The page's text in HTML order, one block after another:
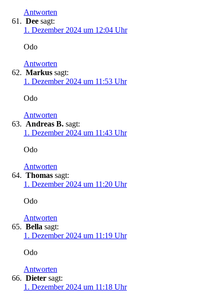
Antworten
Dee sagt:
1. Dezember 2024 um 12:04 Uhr
Odo
Antworten
Markus sagt:
1. Dezember 2024 um 11:53 Uhr
Odo
Antworten
Andreas B. sagt:
1. Dezember 2024 um 11:43 Uhr
Odo
Antworten
Thomas sagt:
1. Dezember 2024 um 11:20 Uhr
Odo
Antworten
Bella sagt:
1. Dezember 2024 um 11:19 Uhr
Odo
Antworten
Dieter sagt:
1. Dezember 2024 um 11:18 Uhr